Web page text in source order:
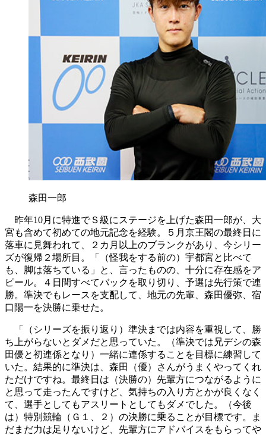
森田一郎
昨年10月に特進でＳ級にステージを上げた森田一郎が、大
宮も含めて初めての地元記念を経験。５月京王閣の最終日に
落車に見舞われて、２カ月以上のブランクがあり、今シリー
ズが復帰２場所目。「（怪我をする前の）宇都宮と比べて
も、脚は落ちている」と、言ったものの、十分に存在感をア
ピール。４日間すべてバックを取り切り、予選は先行策で連
勝。準決でもレースを支配して、地元の先輩、森田優弥、宿
口陽一を決勝に乗せた。
「（シリーズを振り返り）準決までは内容を重視して、勝
ち上がらないとダメだと思っていた。（準決では兄デシの森
田優と初連係となり）一緒に連係することを目標に練習して
いた。結果的に準決は、森田（優）さんがうまくやってくれ
ただけですね。最終日は（決勝の）先輩方につながるように
と思って走ったんですけど、気持ちの入り方とかが良くなく
て、選手としてもアスリートとしてもダメでした。（今後
は）特別競輪（Ｇ１、２）の決勝に乗ることが目標です。ま
だまだ力は足りないけど、先輩方にアドバイスをもらってや